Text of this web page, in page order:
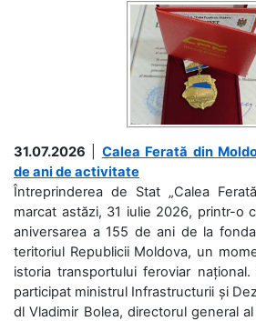
31.07.2026
Calea Ferată din
de ani de activitate
Întreprinderea de Stat „Calea
marcat astăzi, 31 iulie 2026, printr-o
aniversarea a 155 de ani de la
teritoriul Republicii Moldova, un
istoria transportului feroviar
participat ministrul Infrastructurii și
dl Vladimir Bolea, directorul general al